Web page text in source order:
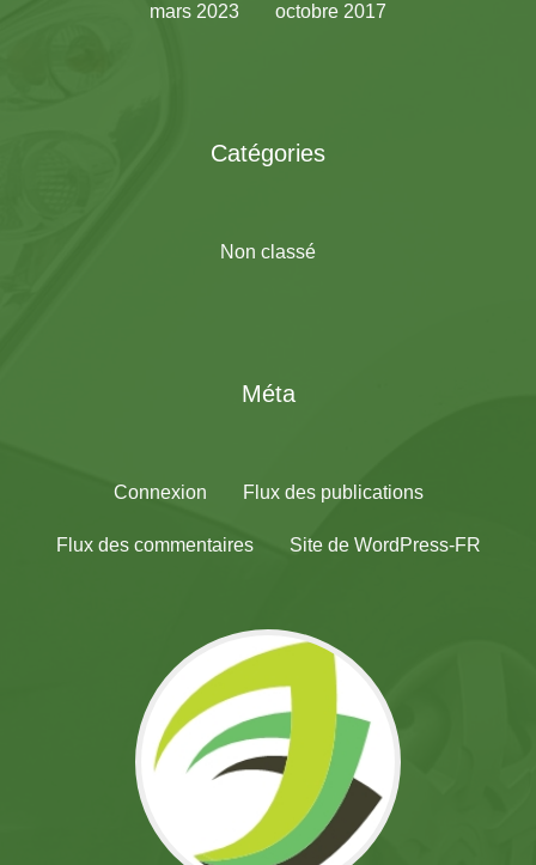
mars 2023 octobre 2017
Catégories
Non classé
Méta
Connexion Flux des publications
Flux des commentaires Site de WordPress-FR